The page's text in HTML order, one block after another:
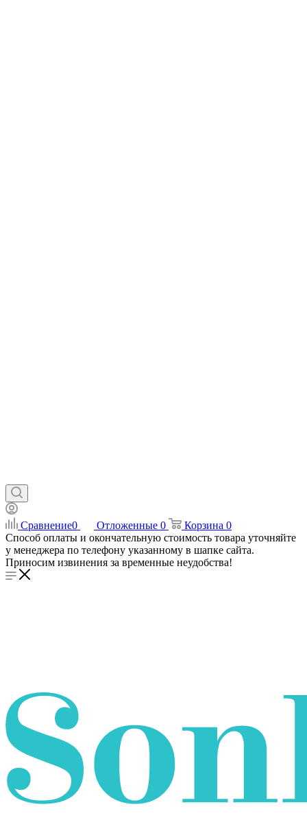
Сравнение0 Отложенные 0 Корзина 0
Способ оплаты и окончательную стоимость товара уточняйте
у менеджера по телефону указанному в шапке сайта.
Приносим извинения за временные неудобства!